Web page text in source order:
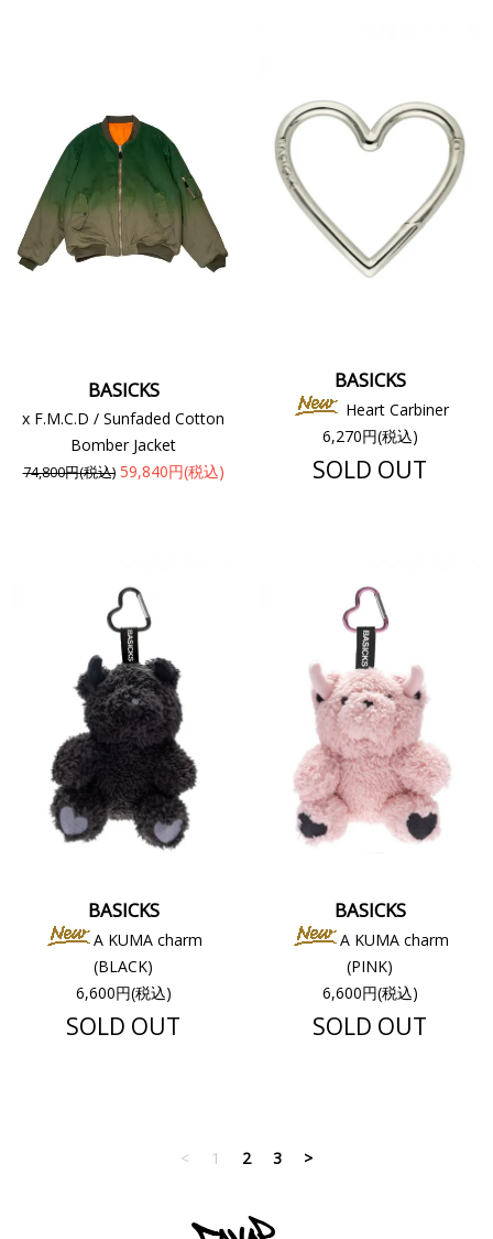
BASICKS
x F.M.C.D / Sunfaded Cotton
Bomber Jacket
74,800円(税込) 59,840円(税込)
BASICKS
Heart Carbiner
6,270円(税込)
SOLD OUT
BASICKS
A KUMA charm
(BLACK)
6,600円(税込)
SOLD OUT
BASICKS
A KUMA charm
(PINK)
6,600円(税込)
SOLD OUT
< 1 2 3 >